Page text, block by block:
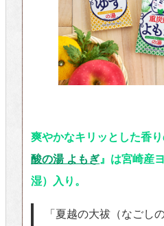
爽やかなキリッとした香
酸の湯 よもぎ 』は宮崎産
湿）入り。
「夏越の大祓（なごし